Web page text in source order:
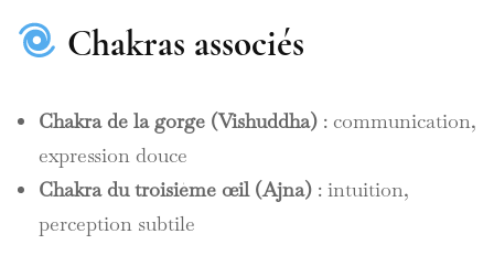
Chakras associés
Chakra de la gorge (Vishuddha) : communication,
expression douce
Chakra du troisième œil (Ajna) : intuition,
perception subtile